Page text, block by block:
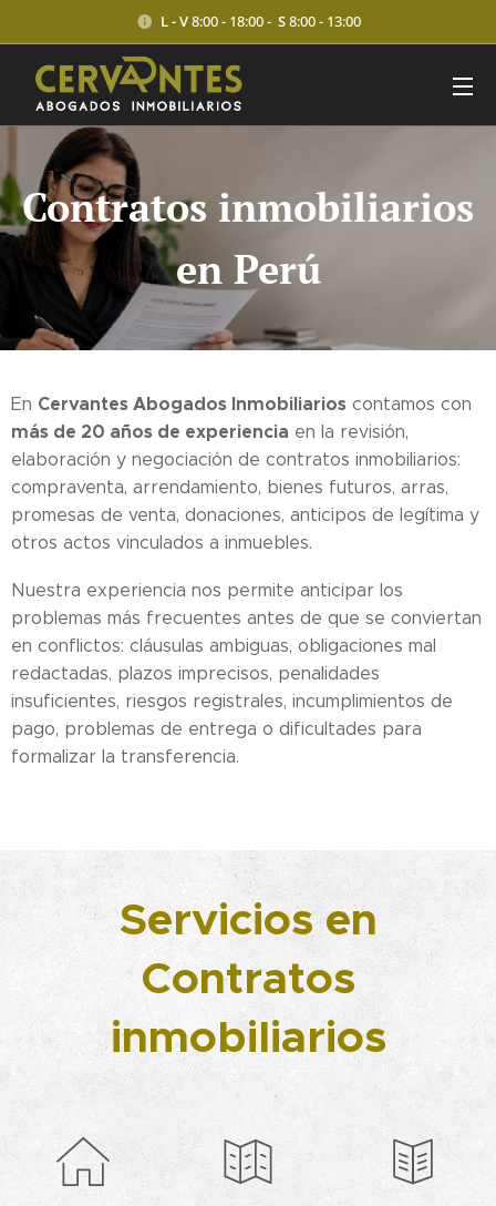
L - V8:00 - 18:00 - S8:00 - 13:00
Contratos inmobiliarios
en Perú
En Cervantes Abogados Inmobiliarios contamos con
más de 20 años de experiencia en la revisión,
elaboración y negociación de contratos inmobiliarios:
compraventa, arrendamiento, bienes futuros, arras,
promesas de venta, donaciones, anticipos de legítima y
otros actos vinculados a inmuebles.
Nuestra experiencia nos permite anticipar los
problemas más frecuentes antes de que se conviertan
en conflictos: cláusulas ambiguas, obligaciones mal
redactadas, plazos imprecisos, penalidades
insuficientes, riesgos registrales, incumplimientos de
pago, problemas de entrega o dificultades para
formalizar la transferencia.
Servicios en
Contratos
inmobiliarios